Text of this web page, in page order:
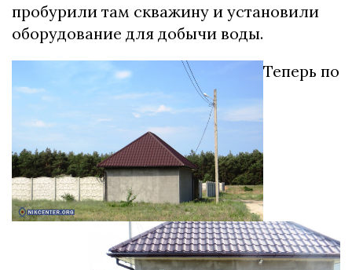
пробурили там скважину и установили
оборудование для добычи воды.
Теперь по